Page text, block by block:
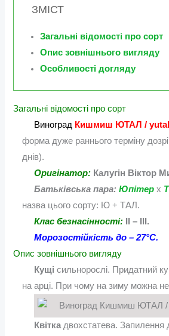
ЗМІСТ
Загальні відомості про сорт
Опис зовнішнього вигляду
Особливості догляду
Загальні відомості про сорт
Виноград Кишмиш ЮТАЛ /
форма дуже раннього терміну
днів).
Оригінатор: Калугін Віктор
Батьківська пара:Юпітер х
назва цього сорту: Ю + ТАЛ.
Клас безнасінності:
ІІ – ІІІ.
Морозостійкість до – 27°С.
Опис зовнішнього вигляду
Кущі сильнорослі. Придатний
на арці. При чому на зиму можна
Квітка двохстатева. Запилення